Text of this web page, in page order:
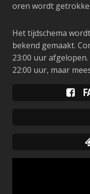
oren wordt
Het tijdschema
bekend gemaakt.
23:00 uur
22:00 uur, maar